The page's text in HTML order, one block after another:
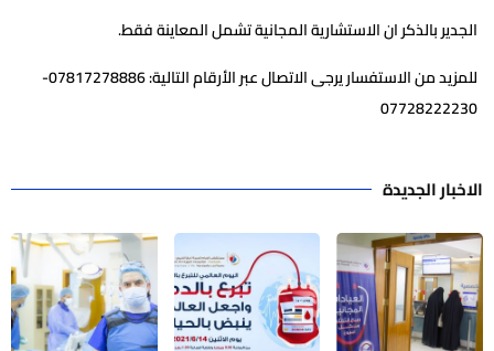
الجدير بالذكر ان الاستشارية المجانية تشمل المعاينة فقط.
للمزيد من الاستفسار يرجى الاتصال عبر الأرقام التالية: 07817278886-
07728222230
الاخبار الجديدة